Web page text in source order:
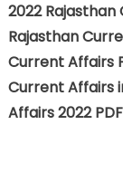
2022 Rajasthan
Rajasthan
Current Affairs
Current Affairs
Affairs 2022